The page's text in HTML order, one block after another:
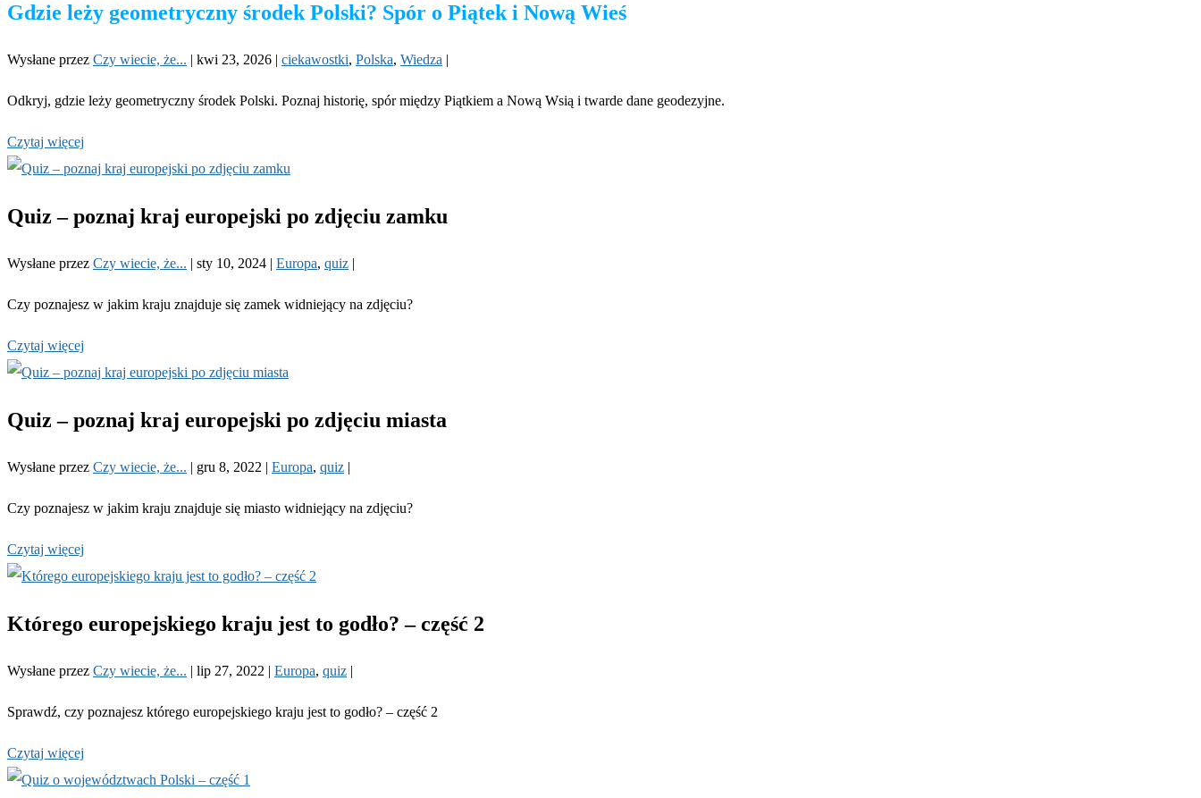
Gdzie leży geometryczny środek Polski? Spór o Piątek i Nową Wieś
Wysłane przez Czy wiecie, że... | kwi 23, 2026 | ciekawostki, Polska, Wiedza |
Odkryj, gdzie leży geometryczny środek Polski. Poznaj historię, spór między Piątkiem a Nową Wsią i twarde dane geodezyjne.
Czytaj więcej
Quiz – poznaj kraj europejski po zdjęciu zamku
Wysłane przez Czy wiecie, że... | sty 10, 2024 | Europa, quiz |
Czy poznajesz w jakim kraju znajduje się zamek widniejący na zdjęciu?
Czytaj więcej
Quiz – poznaj kraj europejski po zdjęciu miasta
Wysłane przez Czy wiecie, że... | gru 8, 2022 | Europa, quiz |
Czy poznajesz w jakim kraju znajduje się miasto widniejący na zdjęciu?
Czytaj więcej
Którego europejskiego kraju jest to godło? – część 2
Wysłane przez Czy wiecie, że... | lip 27, 2022 | Europa, quiz |
Sprawdź, czy poznajesz którego europejskiego kraju jest to godło? – część 2
Czytaj więcej